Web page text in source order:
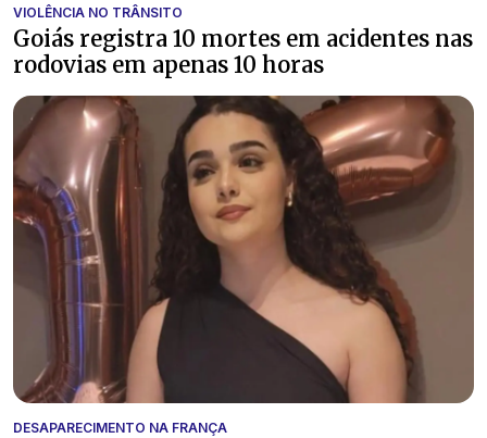
VIOLÊNCIA NO TRÂNSITO
Goiás registra 10 mortes em acidentes nas
rodovias em apenas 10 horas
DESAPARECIMENTO NA FRANÇA